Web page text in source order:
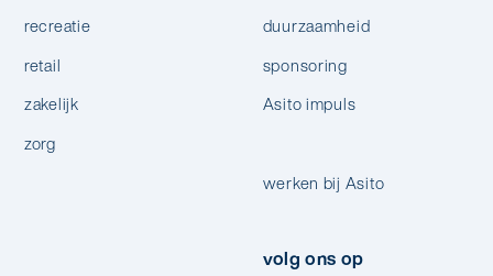
recreatie
retail
zakelijk
zorg
duurzaamheid
sponsoring
Asito impuls
werken bij Asito
volg ons op